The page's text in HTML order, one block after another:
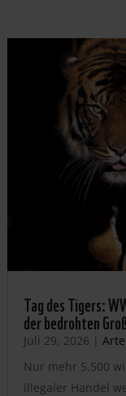
Tag des Tigers:
der bedrohten
Juli 29, 2026 |
Nur mehr 5.500
illegaler Handel